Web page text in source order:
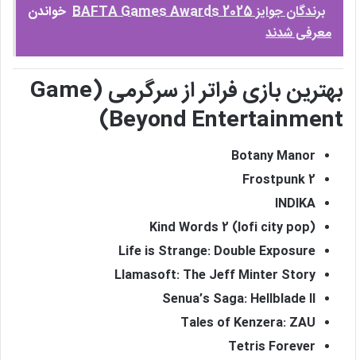
خواندن برندگان جوایز BAFTA Games Awards 2025
معرفی شدند
بهترین بازی فراتر از سرگرمی (Game
Beyond Entertainment)
Botany Manor
Frostpunk 2
INDIKA
Kind Words 2 (lofi city pop)
Life is Strange: Double Exposure
Llamasoft: The Jeff Minter Story
Senua’s Saga: Hellblade II
Tales of Kenzera: ZAU
Tetris Forever